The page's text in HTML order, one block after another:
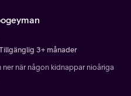
3+ månader
när någon kidnappar nioåriga